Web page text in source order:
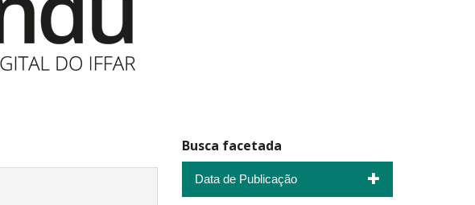
Busca facetada
Data de Publicação